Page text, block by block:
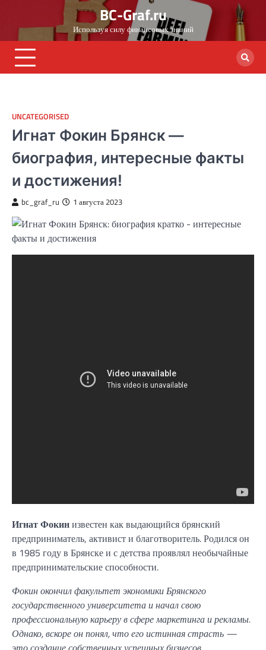
content
BC-Graf.ru
Используя силу финансовых знаний
UNCATEGORISED
Игнат Фокин Брянск —
биография, интересные факты
и достижения!
bc_graf_ru 1 августа 2023
Игнат Фокинизвестен как выдающийся брянский
предприниматель, активист и благотворитель. Родился он
в 1985 году в Брянске и с детства проявлял необычайные
предпринимательские способности.
Фокин окончил факультет экономики Брянского
государственного университета и начал свою
профессиональную карьеру в сфере маркетинга и рекламы.
Однако, вскоре он понял, что его истинная страсть —